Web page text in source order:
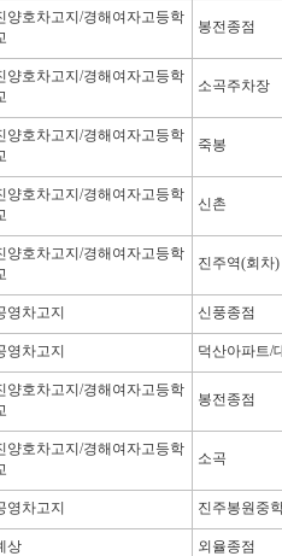
양호차고지/경해여자고등학
봉전종점
양호차고지/경해여자고등학
소곡주차장
양호차고지/경해여자고등학
죽봉
양호차고지/경해여자고등학
신촌
양호차고지/경해여자고등학
진주역(회차)
영차고지 신풍종점
영차고지 덕산아파트/
양호차고지/경해여자고등학
봉전종점
양호차고지/경해여자고등학
소곡
영차고지 진주봉원중
상 외율종점